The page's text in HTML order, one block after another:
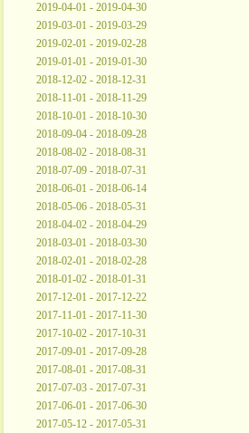
2019-04-01 - 2019-04-30
2019-03-01 - 2019-03-29
2019-02-01 - 2019-02-28
2019-01-01 - 2019-01-30
2018-12-02 - 2018-12-31
2018-11-01 - 2018-11-29
2018-10-01 - 2018-10-30
2018-09-04 - 2018-09-28
2018-08-02 - 2018-08-31
2018-07-09 - 2018-07-31
2018-06-01 - 2018-06-14
2018-05-06 - 2018-05-31
2018-04-02 - 2018-04-29
2018-03-01 - 2018-03-30
2018-02-01 - 2018-02-28
2018-01-02 - 2018-01-31
2017-12-01 - 2017-12-22
2017-11-01 - 2017-11-30
2017-10-02 - 2017-10-31
2017-09-01 - 2017-09-28
2017-08-01 - 2017-08-31
2017-07-03 - 2017-07-31
2017-06-01 - 2017-06-30
2017-05-12 - 2017-05-31